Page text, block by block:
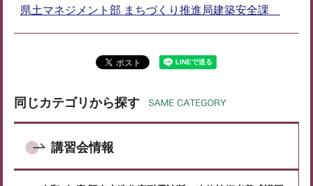
県土マネジメント部 まちづくり推進局建築安全課
同じカテゴリから探す
講習会情報